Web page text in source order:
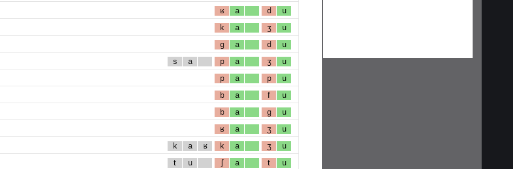
ʁ a d u
k a ʒ u
g a d u
s a p a ʒ u
p a p u
b a f u
b a g u
ʁ a ʒ u
k a ʁ k a ʒ u
t u ʃ a t u